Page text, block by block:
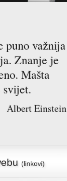
puno važnija
Znanje je
Mašta
svijet.
Albert Einstein
(linkovi)